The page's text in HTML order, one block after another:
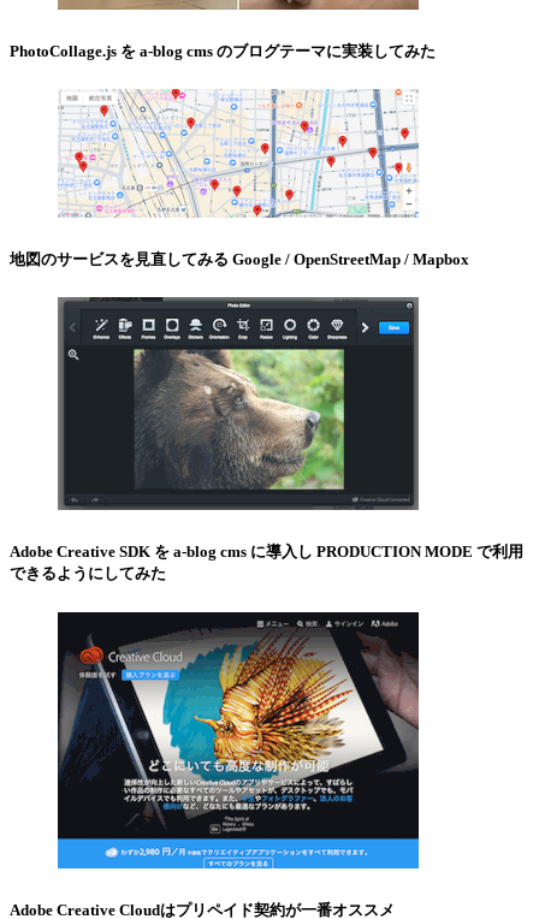
PhotoCollage.js を a-blog cms のブログテーマに実装してみた
地図のサービスを見直してみる Google / OpenStreetMap / Mapbox
Adobe Creative SDK を a-blog cms に導入し PRODUCTION MODE で利用
できるようにしてみた
Adobe Creative Cloudはプリペイド契約が一番オススメ